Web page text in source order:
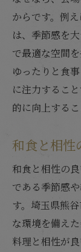
からです。例
は、季節感を
で最適な空間
ゆったりと食
に注力するこ
的に向上する
和食と相性
和食と相性の
である季節感
す。埼玉県熊
な環境を備え
料理と相性が